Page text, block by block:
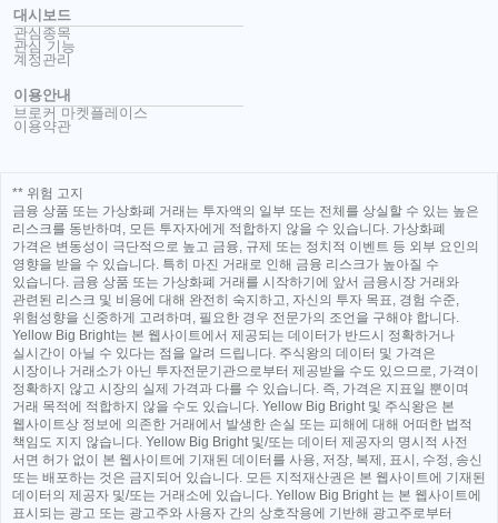
대시보드
관심종목
관심 기능
계정관리
이용안내
브로커 마켓플레이스
이용약관
** 위험 고지
금융 상품 또는 가상화폐 거래는 투자액의 일부 또는 전체를 상실할 수 있는 높은
리스크를 동반하며, 모든 투자자에게 적합하지 않을 수 있습니다. 가상화폐
가격은 변동성이 극단적으로 높고 금융, 규제 또는 정치적 이벤트 등 외부 요인의
영향을 받을 수 있습니다. 특히 마진 거래로 인해 금융 리스크가 높아질 수
있습니다. 금융 상품 또는 가상화폐 거래를 시작하기에 앞서 금융시장 거래와
관련된 리스크 및 비용에 대해 완전히 숙지하고, 자신의 투자 목표, 경험 수준,
위험성향을 신중하게 고려하며, 필요한 경우 전문가의 조언을 구해야 합니다.
Yellow Big Bright는 본 웹사이트에서 제공되는 데이터가 반드시 정확하거나
실시간이 아닐 수 있다는 점을 알려 드립니다. 주식왕의 데이터 및 가격은
시장이나 거래소가 아닌 투자전문기관으로부터 제공받을 수도 있으므로, 가격이
정확하지 않고 시장의 실제 가격과 다를 수 있습니다. 즉, 가격은 지표일 뿐이며
거래 목적에 적합하지 않을 수도 있습니다. Yellow Big Bright 및 주식왕은 본
웹사이트상 정보에 의존한 거래에서 발생한 손실 또는 피해에 대해 어떠한 법적
책임도 지지 않습니다. Yellow Big Bright 및/또는 데이터 제공자의 명시적 사전
서면 허가 없이 본 웹사이트에 기재된 데이터를 사용, 저장, 복제, 표시, 수정, 송신
또는 배포하는 것은 금지되어 있습니다. 모든 지적재산권은 본 웹사이트에 기재된
데이터의 제공자 및/또는 거래소에 있습니다. Yellow Big Bright 는 본 웹사이트에
표시되는 광고 또는 광고주와 사용자 간의 상호작용에 기반해 광고주로부터